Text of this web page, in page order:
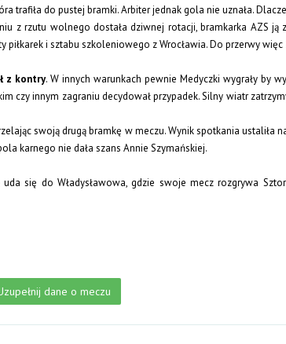
trafiła do pustej bramki. Arbiter jednak gola nie uznała.
z rzutu wolnego dostała dziwnej rotacji, bramkarka AZS ją
piłkarek i sztabu szkoleniowego z Wrocławia. Do przerwy
z kontry. W innych warunkach pewnie Medyczki wygrały by
czy innym zagraniu decydował przypadek. Silny wiatr
swoją drugą bramkę w meczu. Wynik spotkania ustaliła
karnego nie dała szans Annie Szymańskiej.
się do Władysławowa, gdzie swoje mecz rozgrywa
dane o meczu